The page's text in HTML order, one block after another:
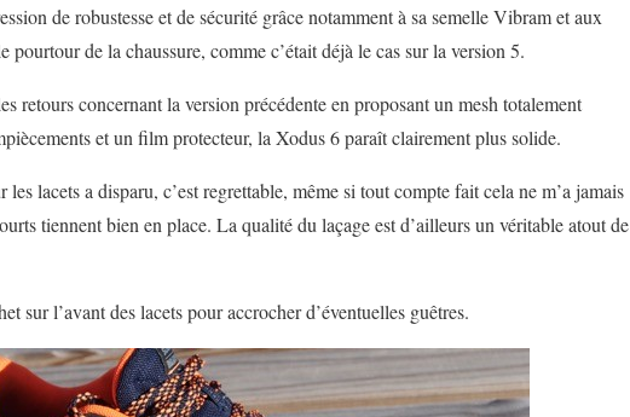
de robustesse et de sécurité grâce notamment à sa semelle Vibram et aux
de la chaussure, comme c’était déjà le cas sur la version 5.
retours concernant la version précédente en proposant un mesh totalement
et un film protecteur, la Xodus 6 paraît clairement plus solide.
lacets a disparu, c’est regrettable, même si tout compte fait cela ne m’a jamais
tiennent bien en place. La qualité du laçage est d’ailleurs un véritable atout de
sur l’avant des lacets pour accrocher d’éventuelles guêtres.